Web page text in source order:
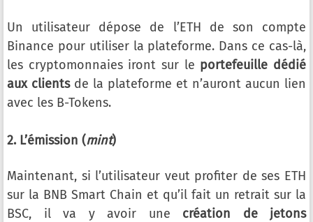
Un utilisateur dépose de l’ETH de son compte
Binance pour utiliser la plateforme. Dans ce cas-là,
les cryptomonnaies iront sur le portefeuille dédié
aux clientsde la plateforme et n’auront aucun lien
avec les B-Tokens.
2. L’émission (mint)
Maintenant, si l’utilisateur veut profiter de ses ETH
sur la BNB Smart Chain et qu’il fait un retrait sur la
BSC, il va y avoir une création de jetons